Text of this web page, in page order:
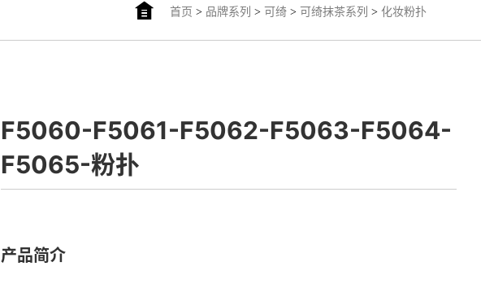
首页 > 品牌系列 > 可绮> 可绮抹茶系列 > 化妆粉扑
F5060-F5061-F5062-F5063-F5064-
F5065-粉扑
产品简介